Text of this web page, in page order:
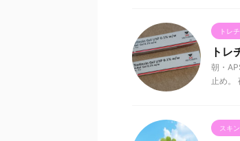
トレ
トレ
朝・
止め。
スキ